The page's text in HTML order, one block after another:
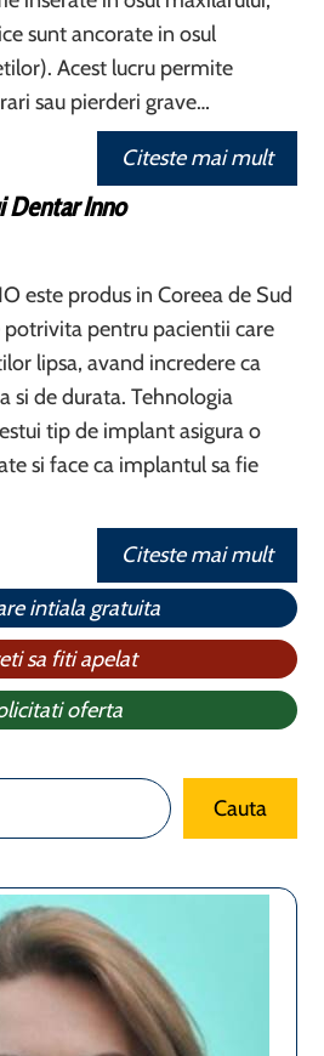
sunt ancorate in osul
Acest lucru permite
sau pierderi grave…
Citeste mai mult
Dentar Inno
este produs in Coreea de Sud
potrivita pentru pacientii care
lipsa, avand incredere ca
si de durata. Tehnologia
tip de implant asigura o
si face ca implantul sa fie
Citeste mai mult
intiala gratuita
sa fiti apelat
oferta
Cauta